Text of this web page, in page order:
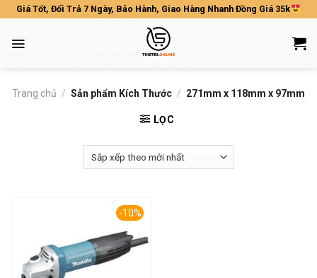
Skip
content
Giá Tốt, Đổi Trả 7 Ngày, Bảo Hành, Giao Hàng Nhanh Đồng Giá 35k
Trang chủ / Sản phẩm Kích Thước / 271mm x 118mm x 97mm
LỌC
-10%